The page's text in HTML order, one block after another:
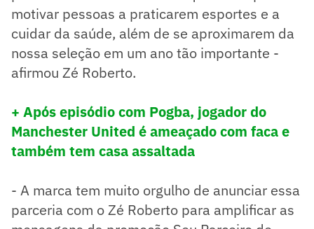
motivar pessoas a praticarem esportes e a
cuidar da saúde, além de se aproximarem da
nossa seleção em um ano tão importante -
afirmou Zé Roberto.
+ Após episódio com Pogba, jogador do
Manchester United é ameaçado com faca e
também tem casa assaltada
- A marca tem muito orgulho de anunciar essa
parceria com o Zé Roberto para amplificar as